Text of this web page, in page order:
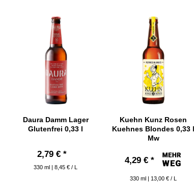
Daura Damm Lager
Glutenfrei 0,33 l
2,79 € *
330 ml | 8,45 € / L
Kuehn Kunz Rosen
Kuehnes Blondes 0,33 l
Mw
4,29 € *
330 ml | 13,00 € / L